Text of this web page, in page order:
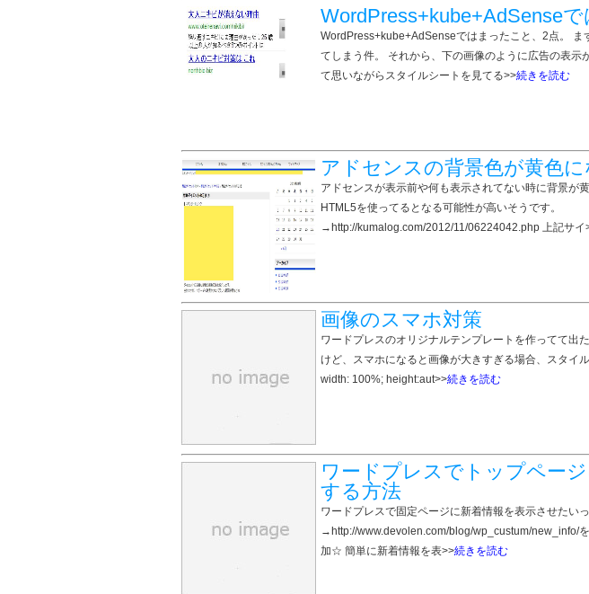
WordPress+kube+AdSense
WordPress+kube+AdSenseではまったこと、2点。 ま
てしまう件。 それから、下の画像のように広告の表示
て思いながらスタイルシートを見てる>>続きを読む
アドセンスの背景色が黄色
アドセンスが表示前や何も表示されてない時に背景が
HTML5を使ってるとなる可能性が高いそうです。
→http://kumalog.com/2012/11/06224042.php 上記サイ
画像のスマホ対策
ワードプレスのオリジナルテンプレートを作ってて出
けど、スマホになると画像が大きすぎる場合、スタイ
width: 100%; height:aut>>続きを読む
ワードプレスでトップペー
する方法
ワードプレスで固定ページに新着情報を表示させたい
→http://www.devolen.com/blog/wp_custum/new_info/
加☆ 簡単に新着情報を表>>続きを読む